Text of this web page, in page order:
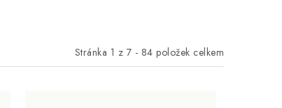
Stránka 1 z 7 - 84 položek celkem